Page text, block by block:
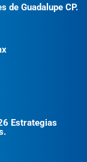
de Guadalupe CP.
Estrategias